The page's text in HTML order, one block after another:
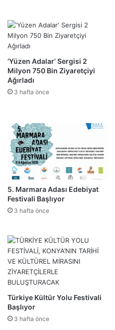
‘Yüzen Adalar’ Sergisi 2
Milyon 750 Bin Ziyaretçiyi
Ağırladı
3 hafta önce
5. Marmara Adası Edebiyat
Festivali Başlıyor
3 hafta önce
Türkiye Kültür Yolu Festivali
Başlıyor
3 hafta önce